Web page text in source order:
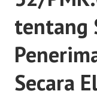
tentang
Secara